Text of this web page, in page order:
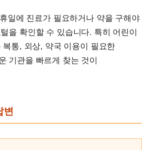
일에 진료가 필요하거나 약을 구해야
을 확인할 수 있습니다. 특히 어린이
복통, 외상, 약국 이용이 필요한
기관을 빠르게 찾는 것이
변